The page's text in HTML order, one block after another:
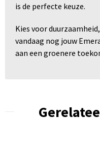
is de perfecte keuze.
Kies voor
vandaag nog jouw
aan een groenere